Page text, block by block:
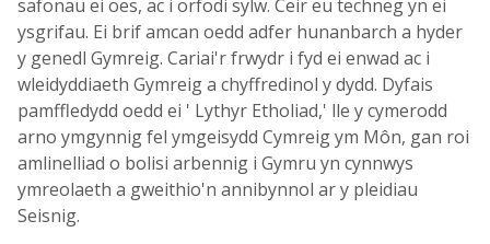
safonau ei oes, ac i orfodi sylw. Ceir eu techneg yn ei
ysgrifau. Ei brif amcan oedd adfer hunanbarch a hyder
y genedl Gymreig. Cariai'r frwydr i fyd ei enwad ac i
wleidyddiaeth Gymreig a chyffredinol y dydd. Dyfais
pamffledydd oedd ei ' Lythyr Etholiad,' lle y cymerodd
arno ymgynnig fel ymgeisydd Cymreig ym Môn, gan roi
amlinelliad o bolisi arbennig i Gymru yn cynnwys
ymreolaeth a gweithio'n annibynnol ar y pleidiau
Seisnig.